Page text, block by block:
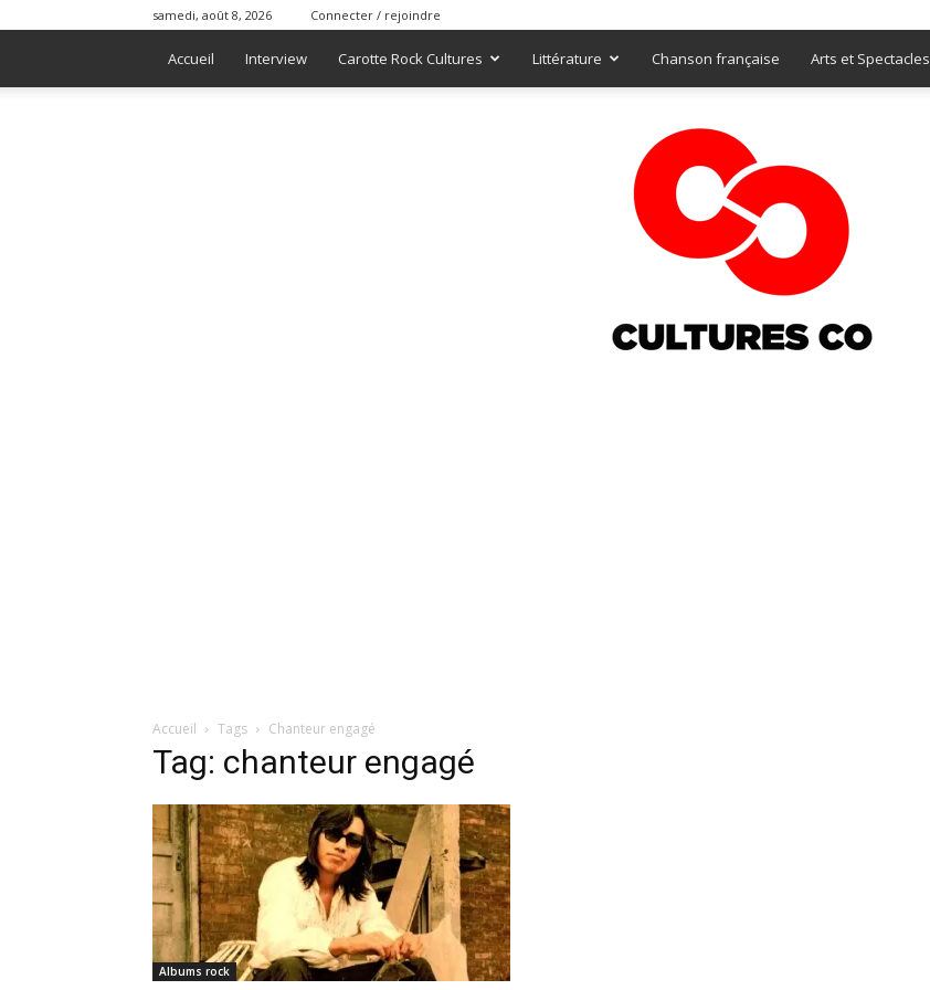
samedi, août 8, 2026 Connecter / rejoindre
Accueil Interview Carotte Rock Cultures Littérature Chanson française Arts et Spectacles
Accueil Tags Chanteur engagé
Tag: chanteur engagé
Albums rock